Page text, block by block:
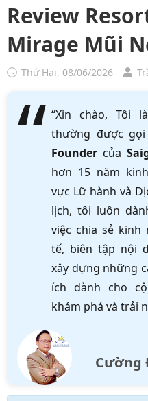
Review
Mirage Mũi
Thứ Hai, 08/06/2026
“Xin chào, Tôi là
thường được
Founder của
hơn 15 năm
vực Lữ hành và
lịch, tôi luôn
việc chia sẻ
tế, biên tập nội
xây dựng những
ích dành cho
khám phá và trải
Cường